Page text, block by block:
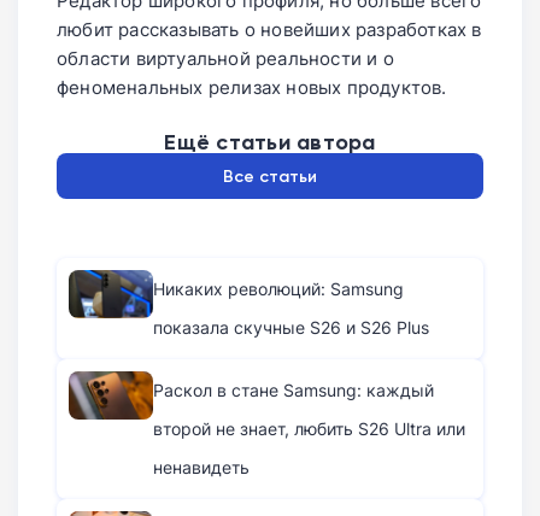
любит рассказывать о новейших разработках в
области виртуальной реальности и о
феноменальных релизах новых продуктов.
Ещё статьи автора
Все статьи
Никаких революций: Samsung
показала скучные S26 и S26 Plus
Раскол в стане Samsung: каждый
второй не знает, любить S26 Ultra или
ненавидеть